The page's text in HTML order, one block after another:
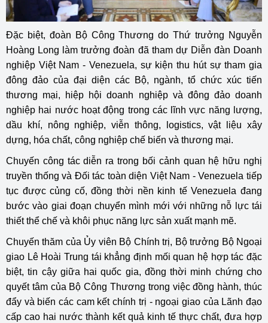
Đặc biệt, đoàn Bộ Công Thương do Thứ trưởng Nguyễn
Hoàng Long làm trưởng đoàn đã tham dự Diễn đàn Doanh
nghiệp Việt Nam - Venezuela, sự kiện thu hút sự tham gia
đông đảo của đại diện các Bộ, ngành, tổ chức xúc tiến
thương mại, hiệp hội doanh nghiệp và đông đảo doanh
nghiệp hai nước hoạt động trong các lĩnh vực năng lượng,
dầu khí, nông nghiệp, viễn thông, logistics, vật liệu xây
dựng, hóa chất, công nghiệp chế biến và thương mại.
Chuyến công tác diễn ra trong bối cảnh quan hệ hữu nghị
truyền thống và Đối tác toàn diện Việt Nam - Venezuela tiếp
tục được củng cố, đồng thời nền kinh tế Venezuela đang
bước vào giai đoạn chuyển mình mới với những nỗ lực tái
thiết thể chế và khôi phục năng lực sản xuất mạnh mẽ.
Chuyến thăm của Ủy viên Bộ Chính trị, Bộ trưởng Bộ Ngoại
giao Lê Hoài Trung tái khẳng định mối quan hệ hợp tác đặc
biệt, tin cậy giữa hai quốc gia, đồng thời minh chứng cho
quyết tâm của Bộ Công Thương trong việc đồng hành, thúc
đẩy và biến các cam kết chính trị - ngoại giao của Lãnh đạo
cấp cao hai nước thành kết quả kinh tế thực chất, đưa hợp